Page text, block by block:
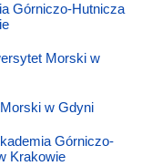
Górniczo-Hutnicza
Morski w
w Gdyni
Górniczo-
Krakowie